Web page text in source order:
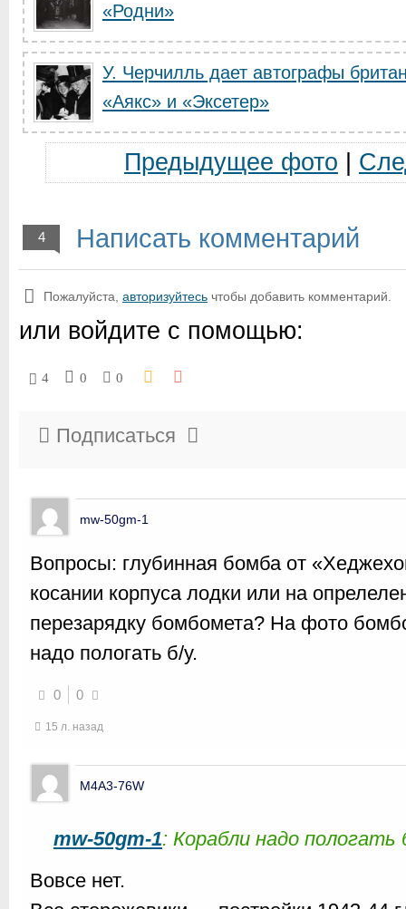
«Родни»
У. Черчилль дает автографы
«Аякс» и «Эксетер»
Предыдущее фото
4 Написать комментарий
Пожалуйста, авторизуйтесь чтобы добавить комментарий.
или войдите с помощью:
4 0 0
Подписаться
mw-50gm-1
Вопросы: глубинная бомба от
косании корпуса лодки или на
перезарядку бомбомета? На фото
надо пологать б/у.
0 0
15 л. назад
M4A3-76W
mw-50gm-1: Корабли надо пологать
Вовсе нет.